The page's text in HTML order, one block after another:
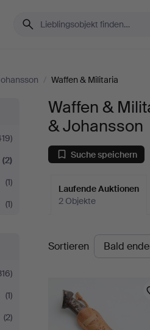
/ Waffen & Militaria
(2)
(1)
(1)
(1)
(2)
Waffen &
& Johansson
Suche speichern
Laufende Auktionen
2 Objekte
Laufende
Auktionen
Sortieren